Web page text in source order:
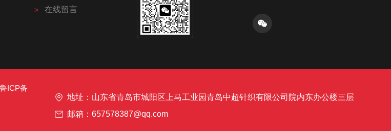
在线留言
鲁ICP备
地址：山东省青岛市城阳区上马工业园青岛中超针织有限公司院内东办公楼三层
邮箱：657578387@qq.com